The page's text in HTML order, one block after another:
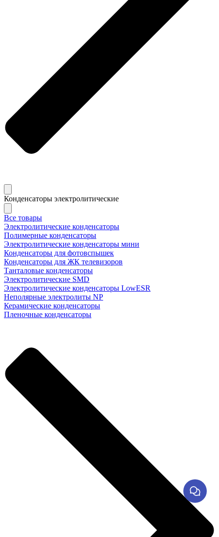
Конденсаторы электролитические
Все товары
Электролитические конденсаторы
Полимерные конденсаторы
Электролитические конденсаторы мини
Конденсаторы для фотовспышек
Конденсаторы для ЖК телевизоров
Танталовые конденсаторы
Электролитические SMD
Электролитические конденсаторы LowESR
Неполярные электролиты NP
Керамические конденсаторы
Пленочные конденсаторы